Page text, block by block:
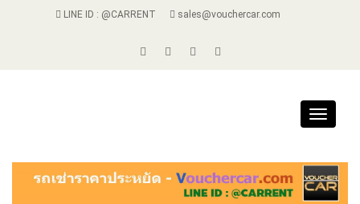
LINE ID : @CARRENT sales@vouchercar.com
Toggle